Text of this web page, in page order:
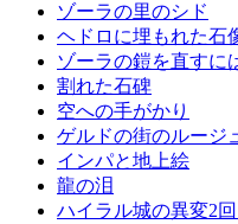
ゾーラの里のシド
ヘドロに埋もれた石
ゾーラの鎧を直すに
割れた石碑
空への手がかり
ゲルドの街のルージ
インパと地上絵
龍の泪
ハイラル城の異変2回